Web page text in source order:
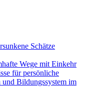
Schätze
Wege mit Einkehr
für persönliche
Bildungssystem im